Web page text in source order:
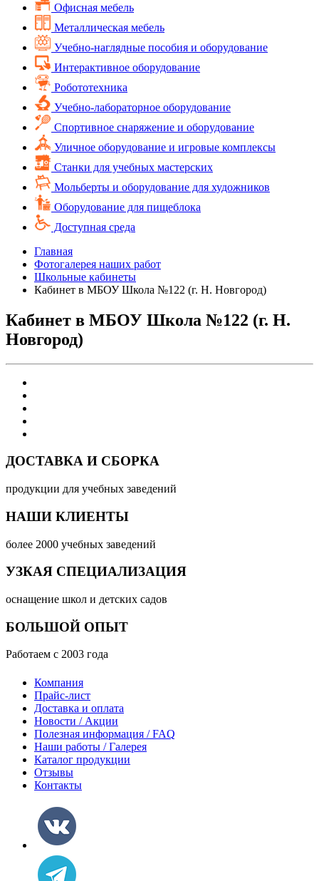
Офисная мебель
Металлическая мебель
Учебно-наглядные пособия и оборудование
Интерактивное оборудование
Робототехника
Учебно-лабораторное оборудование
Спортивное снаряжение и оборудование
Уличное оборудование и игровые комплексы
Cтанки для учебных мастерских
Мольберты и оборудование для художников
Оборудование для пищеблока
Доступная среда
Главная
Фотогалерея наших работ
Школьные кабинеты
Кабинет в МБОУ Школа №122 (г. Н. Новгород)
Кабинет в МБОУ Школа №122 (г. Н.
Новгород)
ДОСТАВКА И СБОРКА
продукции для учебных заведений
НАШИ КЛИЕНТЫ
более 2000 учебных заведений
УЗКАЯ СПЕЦИАЛИЗАЦИЯ
оснащение школ и детских садов
БОЛЬШОЙ ОПЫТ
Работаем с 2003 года
Компания
Прайс-лист
Доставка и оплата
Новости / Акции
Полезная информация / FAQ
Наши работы / Галерея
Каталог продукции
Отзывы
Контакты